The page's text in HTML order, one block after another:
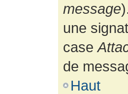
message
une
case
de
Haut